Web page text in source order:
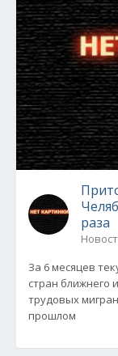
раза
За 6 месяцев
стран ближнего
трудовых
прошлом